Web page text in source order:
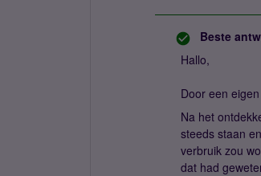
Beste
Hallo,
Door een
Na het
steeds staan
verbruik zou
dat had